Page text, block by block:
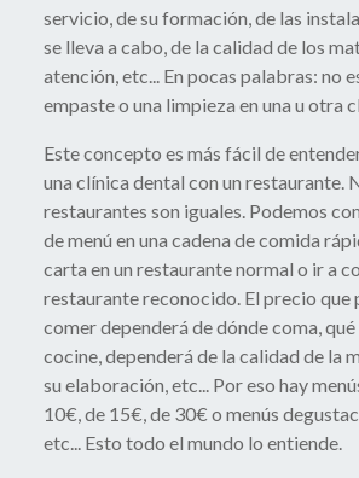
servicio, de su formación, de las
se lleva a cabo, de la calidad de los
atención, etc... En pocas palabras: no
empaste o una limpieza en una u otra
Este concepto es más fácil de
una clínica dental con un restaurante.
restaurantes son iguales. Podemos
de menú en una cadena de comida
carta en un restaurante normal o ir a
restaurante reconocido. El precio que
comer dependerá de dónde coma, qué
cocine, dependerá de la calidad de la
su elaboración, etc... Por eso hay
10€, de 15€, de 30€ o menús
etc... Esto todo el mundo lo entiende.